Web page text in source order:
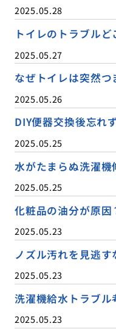
2025.05.28
トイレのトラブル
2025.05.27
なぜトイレは突然つ
2025.05.26
DIY便器交換後忘れ
2025.05.25
水がたまらぬ洗濯
2025.05.25
化粧品の油分が原
2025.05.23
ノズル汚れを見逃
2025.05.23
洗濯機給水トラブル
2025.05.23